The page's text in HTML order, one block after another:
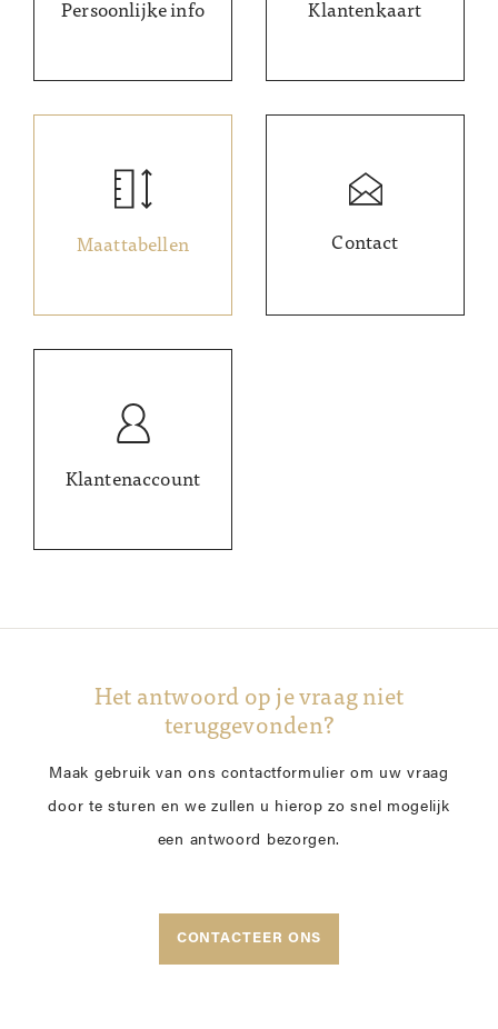
Persoonlijke info Klantenkaart
Maattabellen Contact
Klantenaccount
Het antwoord op je vraag niet
teruggevonden?
Maak gebruik van ons contactformulier om uw vraag
door te sturen en we zullen u hierop zo snel mogelijk
een antwoord bezorgen.
CONTACTEER ONS